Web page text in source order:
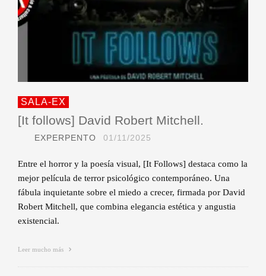
SALA-EX
[It follows] David Robert Mitchell.
EXPERPENTO 01/11/2025
Entre el horror y la poesía visual, [It Follows] destaca como la
mejor película de terror psicológico contemporáneo. Una
fábula inquietante sobre el miedo a crecer, firmada por David
Robert Mitchell, que combina elegancia estética y angustia
existencial.
Leer mucho más